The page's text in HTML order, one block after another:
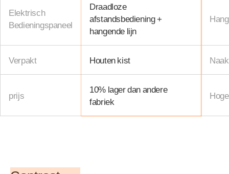
Elektrisch
Bedieningspaneel
Draadloze
afstandsbediening +
hangende lijn
Verpakt Houten kist
prijs
10% lager dan andere
fabriek